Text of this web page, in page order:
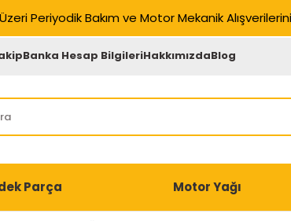
Periyodik Bakım ve Motor Mekanik
Banka Hesap BilgileriHakkımızdaBlog
Parça Motor Yağı